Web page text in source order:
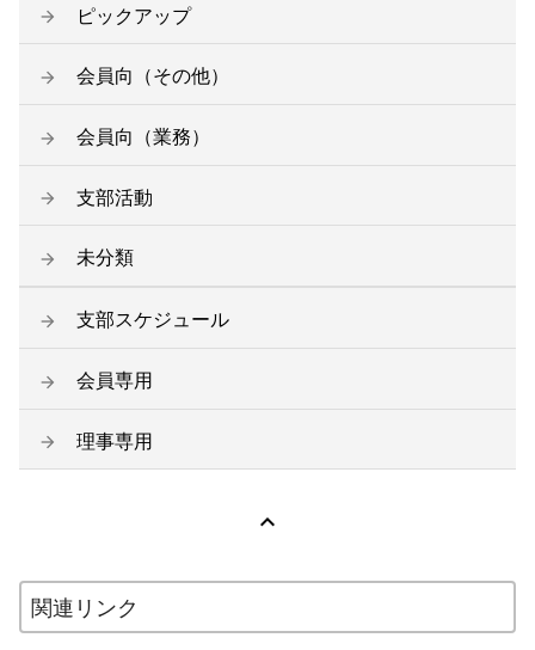
ピックアップ
会員向（その他）
会員向（業務）
支部活動
未分類
支部スケジュール
会員専用
理事専用

関連リンク